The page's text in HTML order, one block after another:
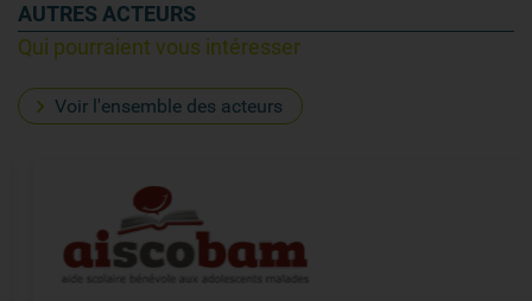
AUTRES ACTEURS
Qui pourraient vous intéresser
Voir l'ensemble des acteurs